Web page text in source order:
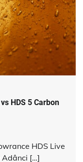
HDS 5 Carbon
HDS Live
Adânci […]